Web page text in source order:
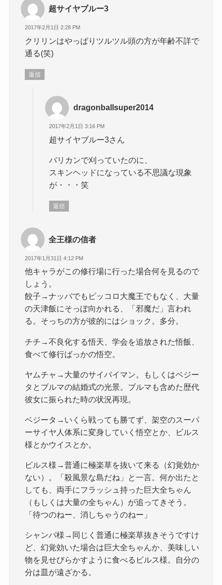
超サイヤブルー3
2017年2月1日 2:28 PM
クリリンはやっぱりツルツル頭の方が年齢不詳で
通る(笑)
返信
dragonballsuper2014
2017年2月1日 3:16 PM
超サイヤブルー3さん
バリカンで刈っていたのに、
スキンヘッドになっている不思議な現象
が・・・笑
返信
全王様の信者
2017年1月31日 4:12 PM
他キャラがこの修行場に行った場合何を見るので
しょう。
餃子→ナッパでもピッコロ大魔王でもなく、大量
の天津飯にそっぽ向かれる、「邪魔だ」言われ
る。そっちの方が彼的にはショック。多分。
チチ→不良化する悟天、学会を追放された悟飯、
食べて修行ばっかの悟空。
ヤムチャ→大量のサイバイマン。もしくはベジー
タとブルマの結婚式の光景。ブルマも含めた歴代
彼女に振られた時の状況再現。
ベジータ→いくら戦っても勝てず、架空のスーパ
ーサイヤ人体系に変身していく悟空とか、ビルス
様とかウイスとか。
ビルス様→普通に極楽草を抜いて来る（幻覚効か
ない）。「殺風景な島だね」と一言。何か出たと
しても、両手にフラッシュ持った巨大全ちゃん
（もしくは大量の全ちゃん）が追ってきそう。
「待つのねー、消しちゃうのねー」
シャンパ様→同じく普通に極楽草抜きそうですけ
ど、幻覚効いた場合は巨大全ちゃんか、美味しい
物を見せびらかすように食べるビルス様。自分の
分は皿が遠ざかる。